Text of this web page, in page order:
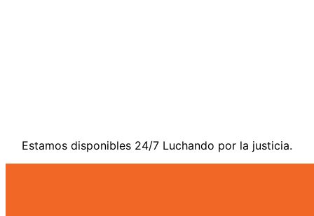
Estamos disponibles 24/7 Luchando por la justicia.